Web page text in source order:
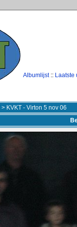
Albumlijst:: Laatste
> KVKT - Virton 5 nov 06